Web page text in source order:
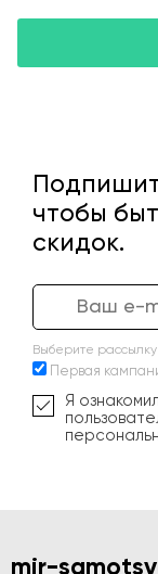
чтобы
скидок.
Выберите рассылку
Первая
Я
mir-